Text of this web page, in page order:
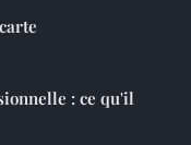
: ce qu'il